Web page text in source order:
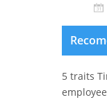
5 traits
employee